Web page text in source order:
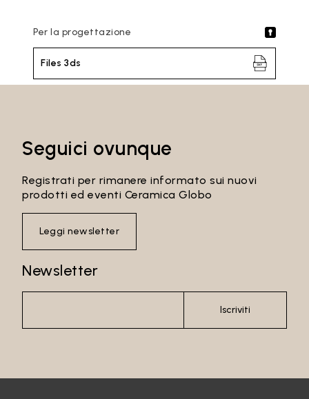
Per la progettazione
Files 3ds
Seguici ovunque
Registrati per rimanere informato sui nuovi
prodotti ed eventi Ceramica Globo
Leggi newsletter
Newsletter
Iscriviti